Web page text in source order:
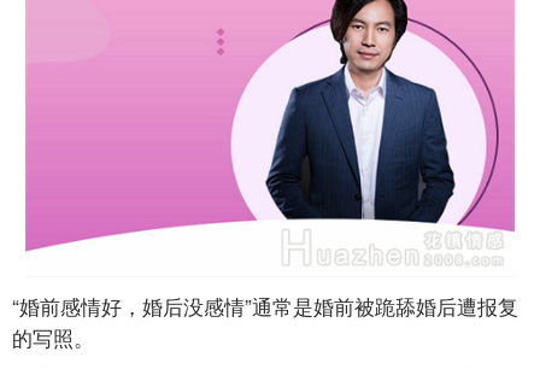
“婚前感情好，婚后没感情”通常是婚前被跪舔婚后遭报复
的写照。